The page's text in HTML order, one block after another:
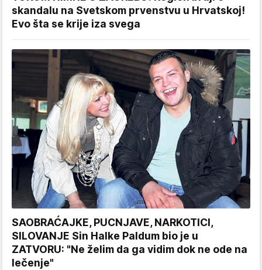
skandalu na Svetskom prvenstvu u Hrvatskoj!
Evo šta se krije iza svega
SAOBRAĆAJKE, PUCNJAVE, NARKOTICI,
SILOVANJE Sin Halke Paldum bio je u
ZATVORU: "Ne želim da ga vidim dok ne ode na
lečenje"